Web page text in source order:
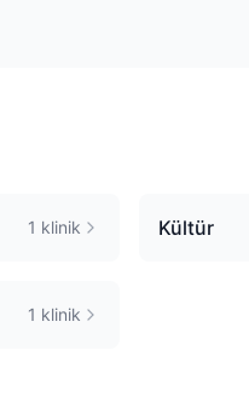
1 klinik Kültür
1 klinik